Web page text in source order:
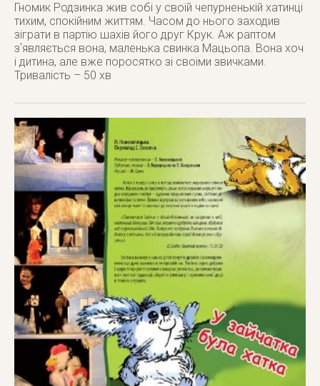
Гномик Родзинка жив собі у своїй чепурненькій хатинці
тихим, спокійним життям. Часом до нього заходив
зіграти в партію шахів його друг Крук. Аж раптом
зʼявляється вона, маленька свинка Мацьопа. Вона хоч
і дитина, але вже поросятко зі своїми звичками.
Тривалість – 50 хв